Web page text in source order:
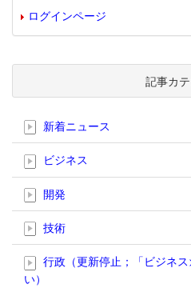
ログインページ
記事カ
新着ニュース
ビジネス
開発
技術
行政（更新停止；「ビジネ
い）